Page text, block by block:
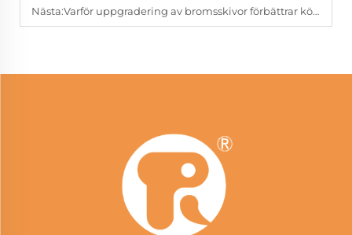
Nästa:Varför uppgradering av bromsskivor förbättrar kör säkerhet och komfort